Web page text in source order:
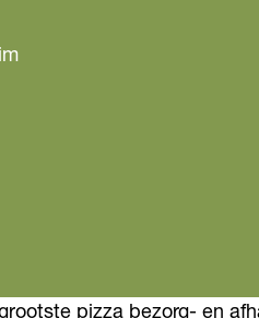
pizza bezorg- en